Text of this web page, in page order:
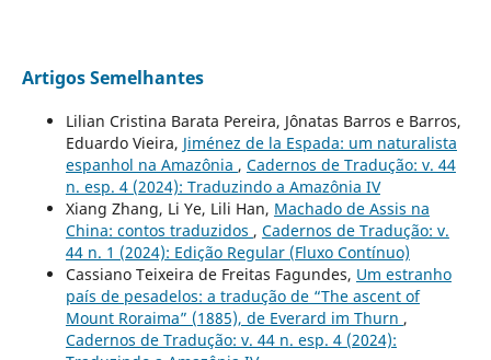
Artigos Semelhantes
Lilian Cristina Barata Pereira, Jônatas Barros e Barros,
Eduardo Vieira, Jiménez de la Espada: um naturalista
espanhol na Amazônia , Cadernos de Tradução: v. 44
n. esp. 4 (2024): Traduzindo a Amazônia IV
Xiang Zhang, Li Ye, Lili Han, Machado de Assis na
China: contos traduzidos , Cadernos de Tradução: v.
44 n. 1 (2024): Edição Regular (Fluxo Contínuo)
Cassiano Teixeira de Freitas Fagundes, Um estranho
país de pesadelos: a tradução de “The ascent of
Mount Roraima” (1885), de Everard im Thurn ,
Cadernos de Tradução: v. 44 n. esp. 4 (2024):